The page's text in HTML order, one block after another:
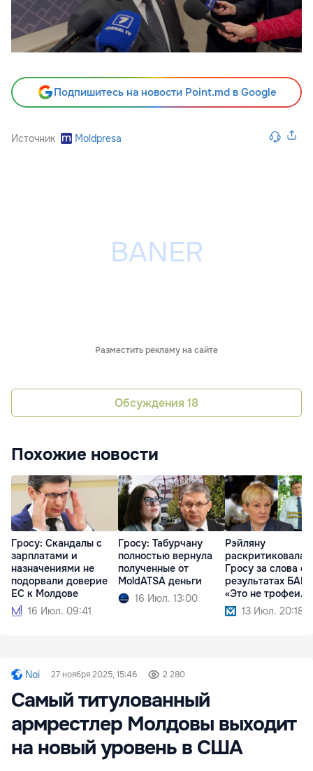
Подпишитесь на новости Point.md в Google
Источник Moldpresa
Разместить рекламу на сайте
Обсуждения 18
Похожие новости
Гросу: Скандалы с
зарплатами и
назначениями не
подорвали доверие
ЕС к Молдове
16 Июл. 09:41
Гросу: Табурчану
полностью вернула
полученные от
MoldATSA деньги
16 Июл. 13:00
Рэйляну
раскритиковала
Гросу за слова о
результатах
«Это не трофеи
партии»
13 Июл. 20:18
Noi 27 ноября 2025, 15:46 2 280
Самый титулованный
армрестлер Молдовы выходит
на новый уровень в США